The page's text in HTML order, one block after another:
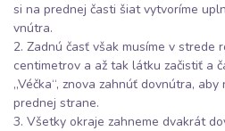
si na prednej časti šiat vytvoríme
vnútra.
2. Zadnú časť však musíme v strede
centimetrov a až tak látku začistiť a
„Véčka“, znova zahnúť dovnútra,
prednej strane.
3. Všetky okraje zahneme dvakrát